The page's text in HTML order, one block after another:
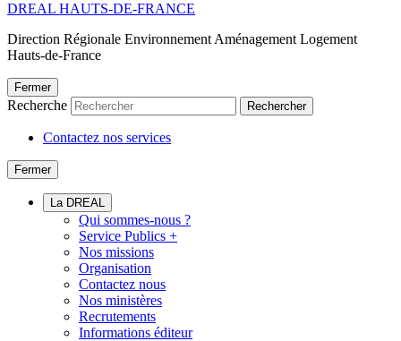
DREAL HAUTS-DE-FRANCE
Direction Régionale Environnement Aménagement Logement
Hauts-de-France
Fermer
Recherche Rechercher
Contactez nos services
Fermer
La DREAL
Qui sommes-nous ?
Service Publics +
Nos missions
Organisation
Contactez nous
Nos ministères
Recrutements
Informations éditeur